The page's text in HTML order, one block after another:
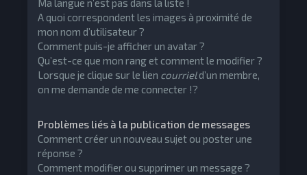
Ma langue n’est pas dans la liste !
A quoi correspondent les images à proximité de
mon nom d’utilisateur ?
Comment puis-je afficher un avatar ?
Qu’est-ce que mon rang et comment le modifier ?
Lorsque je clique sur le lien courrield’un membre,
on me demande de me connecter !?
Problèmes liés à la publication de messages
Comment créer un nouveau sujet ou poster une
réponse ?
Comment modifier ou supprimer un message ?